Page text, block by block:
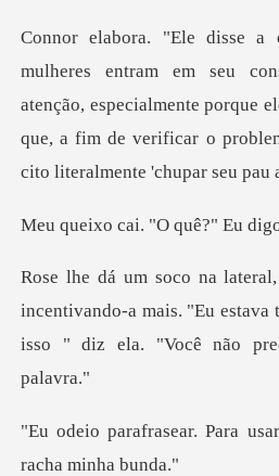
atenção, especialmente porque
que, a fim de verificar o
"O quê?" Eu di
centivando-a mais. "Eu estava
iss
ra